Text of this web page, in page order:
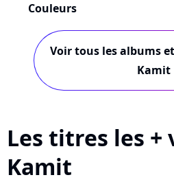
Couleurs
Voir tous les albums
Kamit
Les titres les +
Kamit